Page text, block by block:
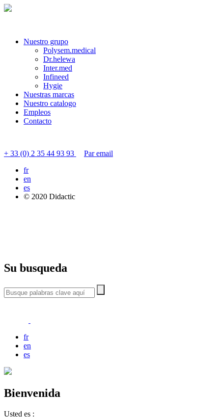
Nuestro grupo
Polysem.medical
Dr.helewa
Inter.med
Infineed
Hygie
Nuestras marcas
Nuestro catalogo
Empleos
Contacto
+ 33 (0) 2 35 44 93 93
Par email
fr
en
es
© 2020 Didactic
Su busqueda
fr
en
es
Bienvenida
Usted es :